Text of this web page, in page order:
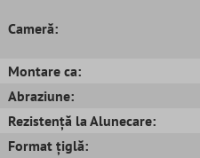
Cameră:
Montare ca:
Abraziune:
Rezistență la Alunecare:
Format țiglă: